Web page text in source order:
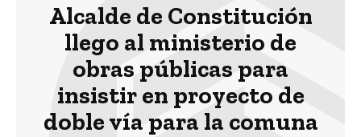
Alcalde de Constitución
llego al ministerio de
obras públicas para
insistir en proyecto de
doble vía para la comuna